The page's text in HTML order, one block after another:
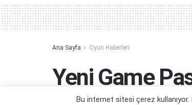
Ana Sayfa Oyun Haberleri
Yeni Game
Bu internet sitesi çerez kullanıyor.